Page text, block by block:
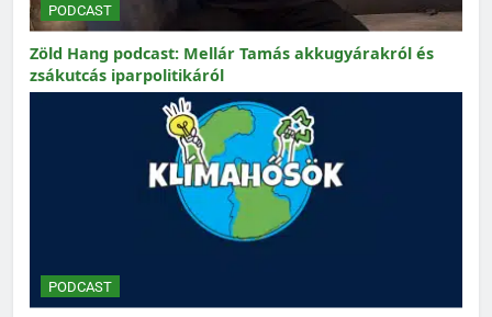
PODCAST
Zöld Hang podcast: Mellár Tamás akkugyárakról és
zsákutcás iparpolitikáról
PODCAST